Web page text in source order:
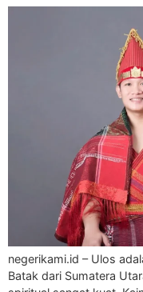
negerikami.id – Ulos
Batak dari Sumatera